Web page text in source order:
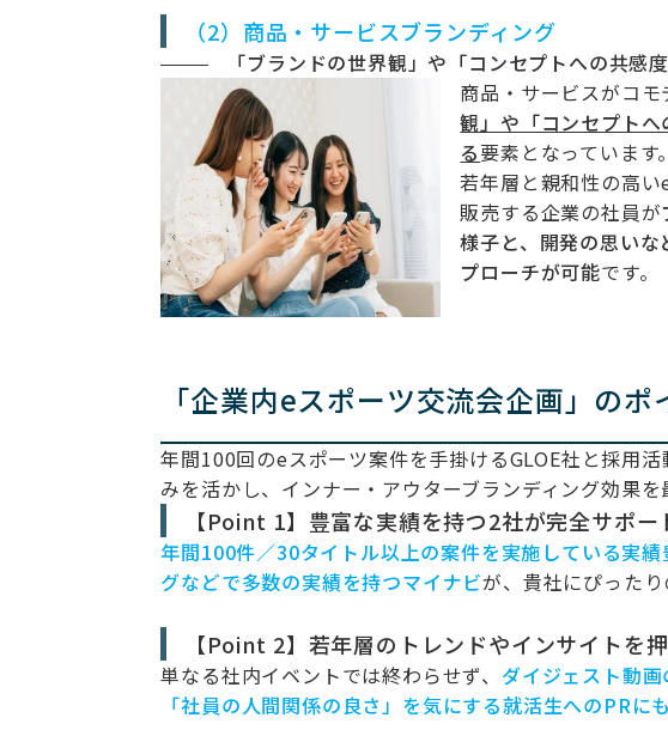
（2）商品・サービスブランディング
「ブランドの世界観」や「コンセプトへの共感
商品・サービスがコ
観」や「コンセプト
る要素となっています。
若年層と親和性の高
販売する企業の社員が
様子と、開発の思い
プローチが可能です。
「企業内eスポーツ交流会企画」のポ
年間100回のeスポーツ案件を手掛けるGLOE社と採用
みを活かし、インナー・アウターブランディング効果を
【Point 1】豊富な実績を持つ2社が完全サポー
年間100件／30タイトル以上の案件を実施している実
グなどで多数の実績を持つマイナビが、貴社にぴったり
【Point 2】若年層のトレンドやインサイトを
単なる社内イベントでは終わらせず、 ダイジェスト動
「社員の人間関係の良さ」を気にする就活生へのPRに